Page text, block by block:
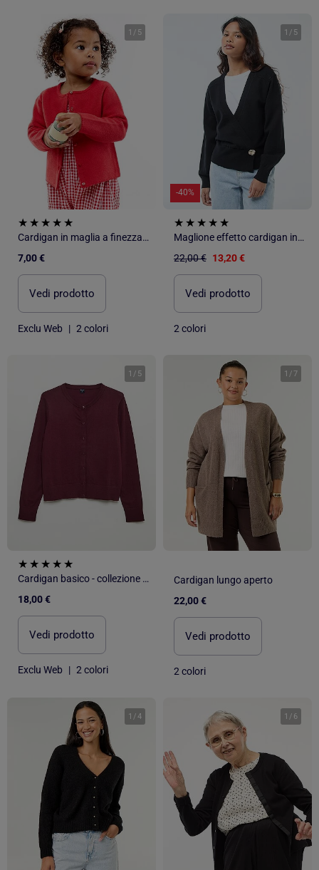
1 / 5
Cardigan in maglia a finezza sottile a tinta unita
7,00 €
Vedi prodotto
Exclu Web | 2 colori
1 / 5
-40%
Maglione effetto cardigan incrociato con bottone dorato
22,00 € 13,20 €
Vedi prodotto
2 colori
1 / 5
Cardigan basico - collezione facile da indossare
18,00 €
Vedi prodotto
Exclu Web | 2 colori
1 / 7
Cardigan lungo aperto
22,00 €
Vedi prodotto
2 colori
1 /4 1 / 6